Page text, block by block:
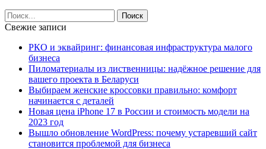
Свежие записи
РКО и эквайринг: финансовая инфраструктура малого
бизнеса
Пиломатериалы из лиственницы: надёжное решение для
вашего проекта в Беларуси
Выбираем женские кроссовки правильно: комфорт
начинается с деталей
Новая цена iPhone 17 в России и стоимость модели на
2023 год
Вышло обновление WordPress: почему устаревший сайт
становится проблемой для бизнеса